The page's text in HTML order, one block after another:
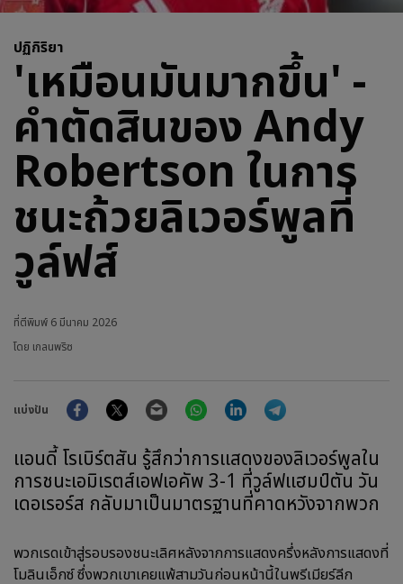
ปฏิกิริยา
'เหมือนมันมากขึ้น' -
คำตัดสินของ Andy
Robertson ในการ
ชนะถ้วยลิเวอร์พูลที่
วูล์ฟส์
ที่ตีพิมพ์ 6 มีนาคม 2026
โดย เกลนพริซ
แบ่งปัน
FacebookTwitter Email WhatsAppLinkedIn
แอนดี้ โรเบิร์ตสัน รู้สึกว่าการแสดงของลิเวอร์พูลใน
การชนะเอมิเรตส์เอฟเอคัพ 3-1 ที่วูล์ฟแฮมป์ตัน วัน
เดอเรอร์ส กลับมาเป็นมาตรฐานที่คาดหวังจากพวก
พวกเรดเข้าสู่รอบรองชนะเลิศหลังจากการแสดงครึ่งหลังการแสดงที่
โมลินเอ็กซ์ ซึ่งพวกเขาเคยแพ้สามวันก่อนหน้านี้ในพรีเมียร์ลีก